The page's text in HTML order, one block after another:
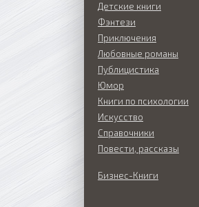
Детские книги
Фэнтези
Приключения
Любовные романы
Публицистика
Юмор
Книги по психологии
Искусство
Справочники
Повести, рассказы
Бизнес-Книги